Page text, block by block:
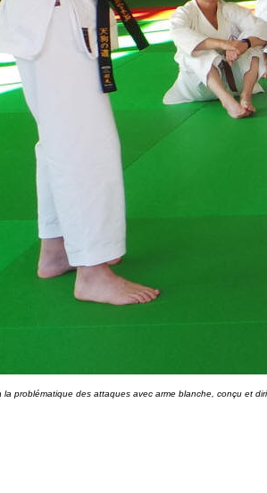
la problématique des attaques avec arme blanche, conçu et